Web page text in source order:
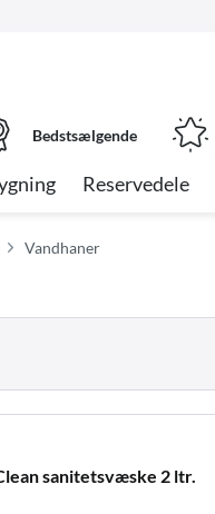
Bedstsælgende
Reservedele
Vandhaner
sanitetsvæske 2 ltr.